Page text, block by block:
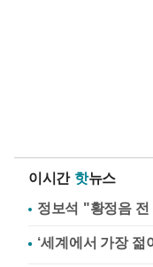
이시간 핫뉴스
정보석 "황정음